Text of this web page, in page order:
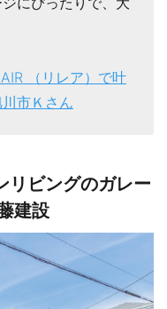
（リレア）で叶
市Ｋさん
リビングのガレー
建設